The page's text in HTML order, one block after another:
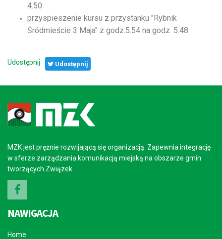
4.50
przyspieszenie kursu z przystanku "Rybnik
Śródmieście 3 Maja" z godz.5.54 na godz. 5.48.
Udostępnij Udostępnij
MZK jest prężnie rozwijającą się organizacją. Zapewnia integrację
w sferze zarządzania komunikacją miejską na obszarze gmin
tworzących Związek.
NAWIGACJA
Home